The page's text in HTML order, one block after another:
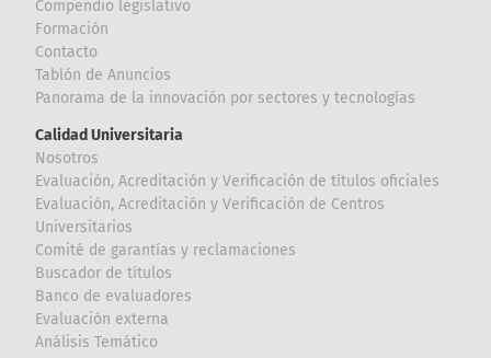
Compendio legislativo
Formación
Contacto
Tablón de Anuncios
Panorama de la innovación por sectores y tecnologías
Calidad Universitaria
Nosotros
Evaluación, Acreditación y Verificación de títulos oficiales
Evaluación, Acreditación y Verificación de Centros
Universitarios
Comité de garantías y reclamaciones
Buscador de títulos
Banco de evaluadores
Evaluación externa
Análisis Temático